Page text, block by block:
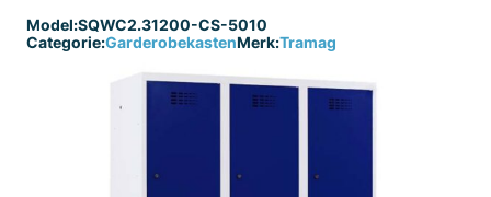
Model:SQWC2.31200-CS-5010
Categorie:GarderobekastenMerk:Tramag